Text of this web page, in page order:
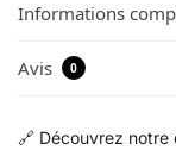
Informations
Avis 0
🔗 Découvrez notre